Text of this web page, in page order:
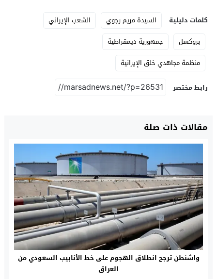
كلمات دليلية السيدة مريم رجوي
الشعب الإيراني
بروكسل
جمهورية ديمقراطية
منظمة مجاهدي خلق الإيرانية
رابط مختصر
مقالات ذات صلة
واشنطن ترجح انطلاق الهجوم على خط الأنابيب السعودي من
العراق